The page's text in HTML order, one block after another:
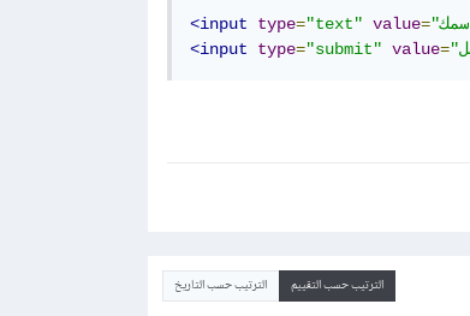
<input type="text" value=
<input
type="submit" value=
الترتيب حسب التقييم الترتيب حسب التاريخ